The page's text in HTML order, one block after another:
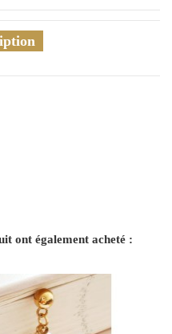
ont également acheté :